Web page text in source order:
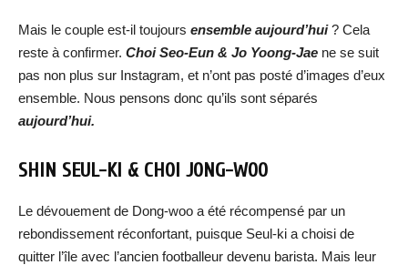
Mais le couple est-il toujours ensemble aujourd’hui? Cela
reste à confirmer. Choi Seo-Eun & Jo Yoong-Jae ne se suit
pas non plus sur Instagram, et n’ont pas posté d’images d’eux
ensemble. Nous pensons donc qu’ils sont séparés
aujourd’hui.
SHIN SEUL-KI & CHOI JONG-WOO
Le dévouement de Dong-woo a été récompensé par un
rebondissement réconfortant, puisque Seul-ki a choisi de
quitter l’île avec l’ancien footballeur devenu barista. Mais leur